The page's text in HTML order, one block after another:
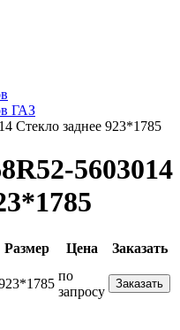
ГАЗ
Стекло заднее 923*1785
5603014
Размер Цена
Заказать
по
запросу
Заказать